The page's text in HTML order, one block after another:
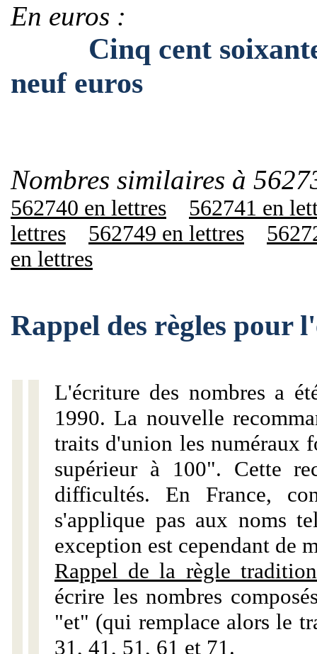
En euros :
Cinq cent soixante-
neuf euros
Nombres similaires à
562740 en lettres
562741 en
lettres
562749 en lettres
en lettres
Rappel des règles pour
L'écriture des nombres a
1990. La nouvelle
traits d'union les numéraux
supérieur à 100". Cette
difficultés. En France,
s'applique pas aux noms
exception est cependant de
Rappel de la règle
écrire les nombres
"et" (qui remplace alors le
31, 41, 51, 61 et 71.